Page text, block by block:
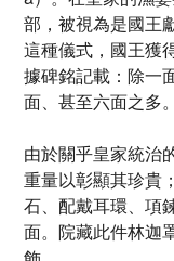
部，被視為是國王
這種儀式，國王獲
據碑銘記載：除一
面、甚至六面之多。
由於關乎皇家統治
重量以彰顯其珍貴
石、配戴耳環、項
面。院藏此件林迦